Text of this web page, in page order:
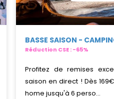
BASSE SAISON -
Réduction CSE : -65%
Profitez de remises
saison en direct ! Dès
home jusqu'à 6 perso...